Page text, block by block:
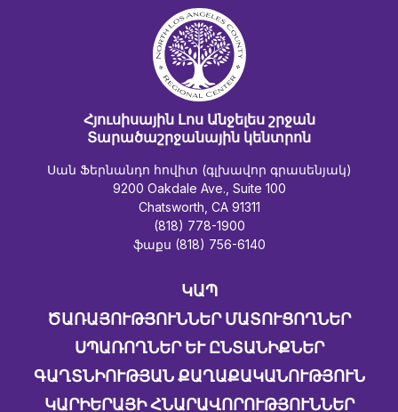
Հյուսիսային Լոս Անջելես շրջան
Տարածաշրջանային կենտրոն
Սան Ֆերնանդո հովիտ (գլխավոր գրասենյակ)
9200 Oakdale Ave., Suite 100
Chatsworth, CA 91311
(818) 778-1900
ֆաքս (818) 756-6140
ԿԱՊ
ԾԱՌԱՅՈՒԹՅՈՒՆՆԵՐ ՄԱՏՈՒՑՈՂՆԵՐ
ՍՊԱՌՈՂՆԵՐ ԵՒ ԸՆՏԱՆԻՔՆԵՐ
ԳԱՂՏՆԻՈՒԹՅԱՆ ՔԱՂԱՔԱԿԱՆՈՒԹՅՈՒՆ
ԿԱՐԻԵՐԱՅԻ ՀՆԱՐԱՎՈՐՈՒԹՅՈՒՆՆԵՐ